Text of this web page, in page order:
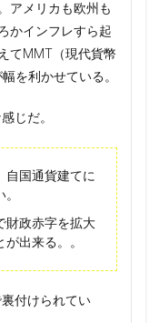
アメリカも欧州も
かインフレすら起
てMMT（現代貨幣
を利かせている。
じだ。
自国通貨建てに
財政赤字を拡大
出来る。。
付けられてい